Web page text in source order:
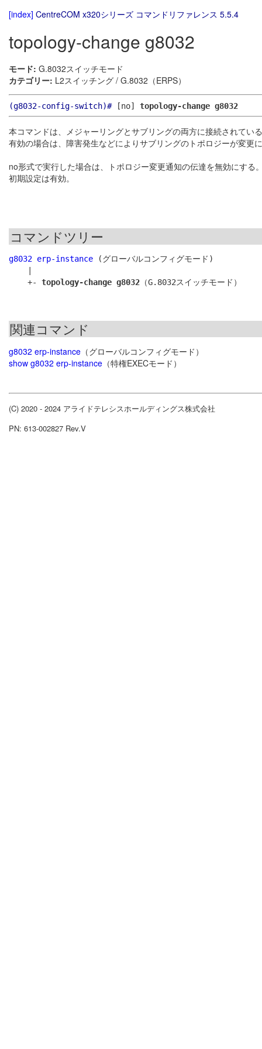
[index] CentreCOM x320シリーズ コマンドリファレンス 5.5.4
topology-change g8032
モード: G.8032スイッチモード
カテゴリー: L2スイッチング / G.8032（ERPS）
(g8032-config-switch)#[no] topology-change g8032
本コマンドは、メジャーリングとサブリングの両方に接続されてい
有効の場合は、障害発生などによりサブリングのトポロジーが変更
no形式で実行した場合は、トポロジー変更通知の伝達を無効にする
初期設定は有効。
コマンドツリー
g8032 erp-instance (グローバルコンフィグモード)
    +-
topology-change g8032
関連コマンド
g8032 erp-instance （グローバルコンフィグモード）
show g8032 erp-instance （特権EXECモード）
(C) 2020 - 2024 アライドテレシスホールディングス株式会社
PN: 613-002827 Rev.V